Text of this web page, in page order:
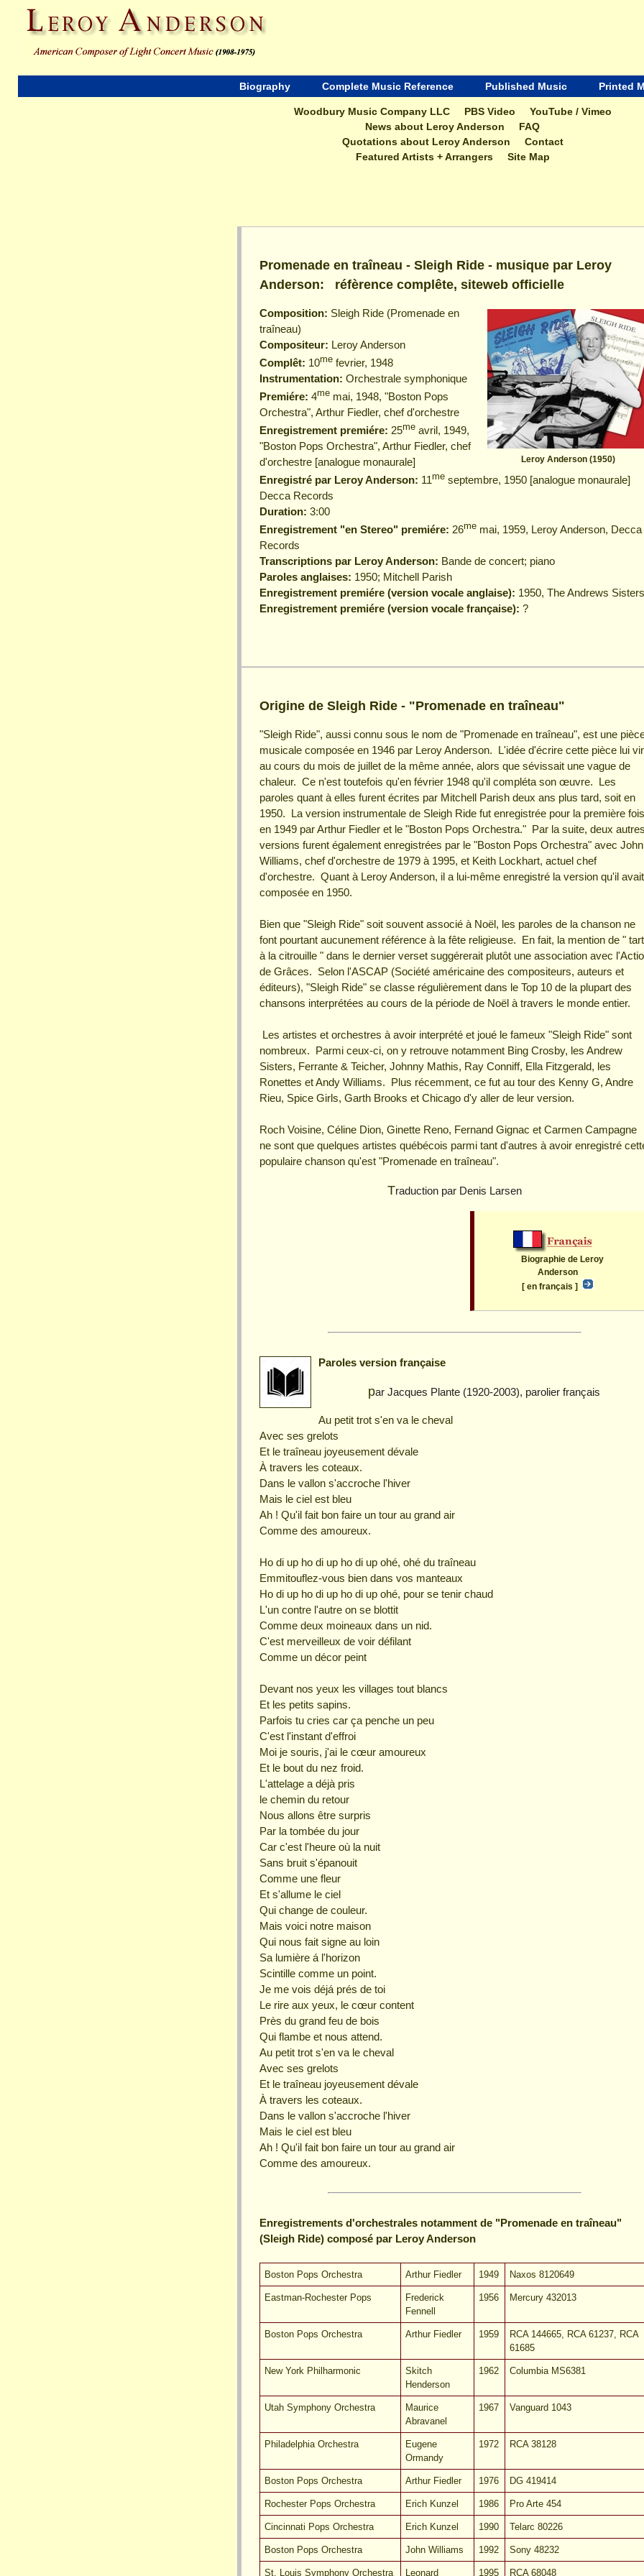
Biography Complete Music Reference Published Music Printed
Woodbury Music Company LLC PBS Video
YouTube / Vimeo
News about Leroy Anderson
FAQ
Quotations about Leroy Anderson
Contact
Featured Artists + Arrangers
Site Map
Promenade en traîneau - Sleigh Ride - musique par Leroy
Anderson: réfèrence complête, siteweb officielle
Leroy Anderson (1950)
Composition: Sleigh Ride (Promenade en
traîneau)
Compositeur: Leroy Anderson
Complêt: 10mefevrier, 1948
Instrumentation: Orchestrale symphonique
Premiére: 4memai, 1948, "Boston Pops
Orchestra", Arthur Fiedler, chef d'orchestre
Enregistrement premiére: 25meavril, 1949,
"Boston Pops Orchestra", Arthur Fiedler, chef
d'orchestre [analogue monaurale]
Enregistré par Leroy Anderson: 11meseptembre, 1950 [analogue monaurale]
Decca Records
Duration: 3:00
Enregistrement "en Stereo" premiére: 26memai, 1959, Leroy Anderson, Decca
Records
Transcriptions par Leroy Anderson: Bande de concert; piano
Paroles anglaises: 1950; Mitchell Parish
Enregistrement premiére (version vocale anglaise): 1950, The Andrews Sisters
Enregistrement premiére (version vocale française): ?
Origine de Sleigh Ride - "Promenade en traîneau"
"Sleigh Ride", aussi connu sous le nom de "Promenade en traîneau", est une
musicale composée en 1946 par Leroy Anderson. L'idée d'écrire cette pièce lui
au cours du mois de juillet de la même année, alors que sévissait une vague de
chaleur. Ce n'est toutefois qu'en février 1948 qu'il compléta son œuvre. Les
paroles quant à elles furent écrites par Mitchell Parish deux ans plus tard, soit en
1950. La version instrumentale de Sleigh Ride fut enregistrée pour la première fois
en 1949 par Arthur Fiedler et le "Boston Pops Orchestra." Par la suite, deux
versions furent également enregistrées par le "Boston Pops Orchestra" avec John
Williams, chef d'orchestre de 1979 à 1995, et Keith Lockhart, actuel chef
d'orchestre. Quant à Leroy Anderson, il a lui-même enregistré la version qu'il avait
composée en 1950.
Bien que "Sleigh Ride" soit souvent associé à Noël, les paroles de la chanson ne
font pourtant aucunement référence à la fête religieuse. En fait, la mention de "
à la citrouille " dans le dernier verset suggérerait plutôt une association avec
de Grâces. Selon l'ASCAP (Société américaine des compositeurs, auteurs et
éditeurs), "Sleigh Ride" se classe régulièrement dans le Top 10 de la plupart des
chansons interprétées au cours de la période de Noël à travers le monde entier.
Les artistes et orchestres à avoir interprété et joué le fameux "Sleigh Ride" sont
nombreux. Parmi ceux-ci, on y retrouve notamment Bing Crosby, les Andrew
Sisters, Ferrante & Teicher, Johnny Mathis, Ray Conniff, Ella Fitzgerald, les
Ronettes et Andy Williams. Plus récemment, ce fut au tour des Kenny G, Andre
Rieu, Spice Girls, Garth Brooks et Chicago d'y aller de leur version.
Roch Voisine, Céline Dion, Ginette Reno, Fernand Gignac et Carmen Campagne
ne sont que quelques artistes québécois parmi tant d'autres à avoir enregistré
populaire chanson qu'est "Promenade en traîneau".
Traduction par Denis Larsen
Biographie de Leroy
Anderson
[ en français ]
Paroles version française
par Jacques Plante (1920-2003), parolier français
Au petit trot s'en va le cheval
Avec ses grelots
Et le traîneau joyeusement dévale
À travers les coteaux.
Dans le vallon s'accroche l'hiver
Mais le ciel est bleu
Ah ! Qu'il fait bon faire un tour au grand air
Comme des amoureux.
Ho di up ho di up ho di up ohé, ohé du traîneau
Emmitouflez-vous bien dans vos manteaux
Ho di up ho di up ho di up ohé, pour se tenir chaud
L'un contre l'autre on se blottit
Comme deux moineaux dans un nid.
C'est merveilleux de voir défilant
Comme un décor peint
Devant nos yeux les villages tout blancs
Et les petits sapins.
Parfois tu cries car ça penche un peu
C'est l'instant d'effroi
Moi je souris, j'ai le cœur amoureux
Et le bout du nez froid.
L'attelage a déjà pris
le chemin du retour
Nous allons être surpris
Par la tombée du jour
Car c'est l'heure où la nuit
Sans bruit s'épanouit
Comme une fleur
Et s'allume le ciel
Qui change de couleur.
Mais voici notre maison
Qui nous fait signe au loin
Sa lumière á l'horizon
Scintille comme un point.
Je me vois déjá prés de toi
Le rire aux yeux, le cœur content
Près du grand feu de bois
Qui flambe et nous attend.
Au petit trot s'en va le cheval
Avec ses grelots
Et le traîneau joyeusement dévale
À travers les coteaux.
Dans le vallon s'accroche l'hiver
Mais le ciel est bleu
Ah ! Qu'il fait bon faire un tour au grand air
Comme des amoureux.
Enregistrements d'orchestrales notamment de "Promenade en traîneau"
(Sleigh Ride) composé par Leroy Anderson
Boston Pops Orchestra Arthur Fiedler 1949 Naxos 8120649
Eastman-Rochester Pops
Frederick
Fennell
1956 Mercury 432013
Boston Pops Orchestra Arthur Fiedler 1959
RCA 144665, RCA 61237, RCA
61685
New York Philharmonic
Skitch
Henderson
1962 Columbia MS6381
Utah Symphony Orchestra
Maurice
Abravanel
1967 Vanguard 1043
Philadelphia Orchestra
Eugene
Ormandy
1972 RCA 38128
Boston Pops Orchestra Arthur Fiedler 1976 DG 419414
Rochester Pops Orchestra Erich Kunzel 1986 Pro Arte 454
Cincinnati Pops Orchestra Erich Kunzel 1990 Telarc 80226
Boston Pops Orchestra John Williams 1992 Sony 48232
St. Louis Symphony Orchestra Leonard 1995 RCA 68048